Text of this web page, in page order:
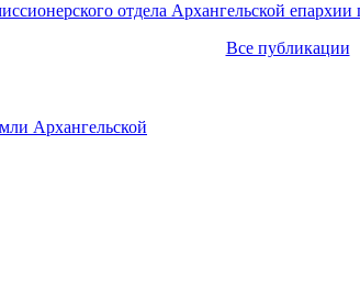
отдела Архангельской
Все публикации